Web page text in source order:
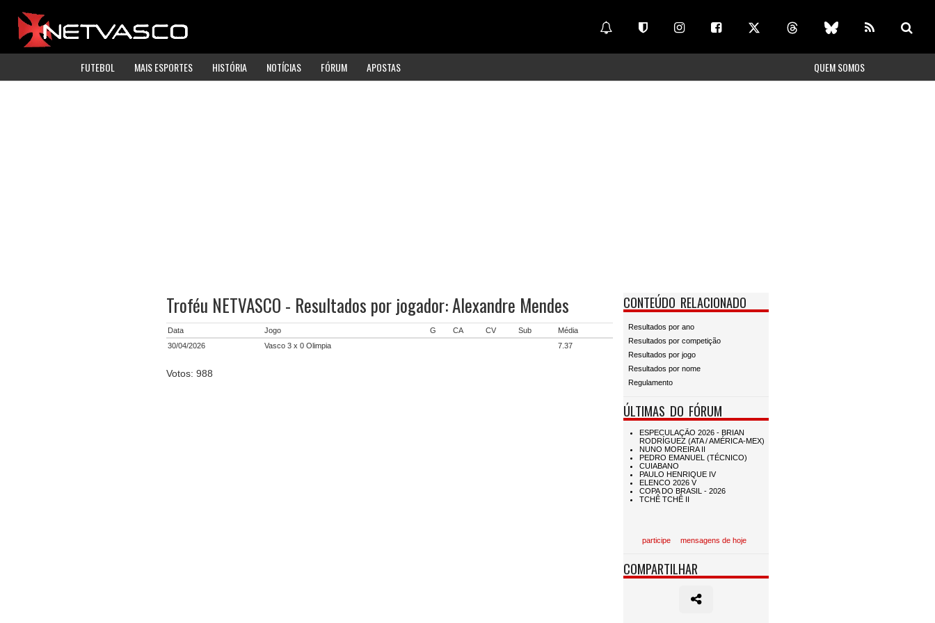
FUTEBOL MAIS ESPORTES HISTÓRIA NOTÍCIAS FÓRUM APOSTAS QUEM SOMOS
Troféu NETVASCO - Resultados por jogador: Alexandre Mendes
Data Jogo G CA CV Sub
Média
30/04/2026
Vasco 3 x 0 Olimpia 7.37
Votos: 988
CONTEÚDO RELACIONADO
Resultados por ano
Resultados por competição
Resultados por jogo
Resultados por nome
Regulamento
ÚLTIMAS DO FÓRUM
participe mensagens de hoje
COMPARTILHAR